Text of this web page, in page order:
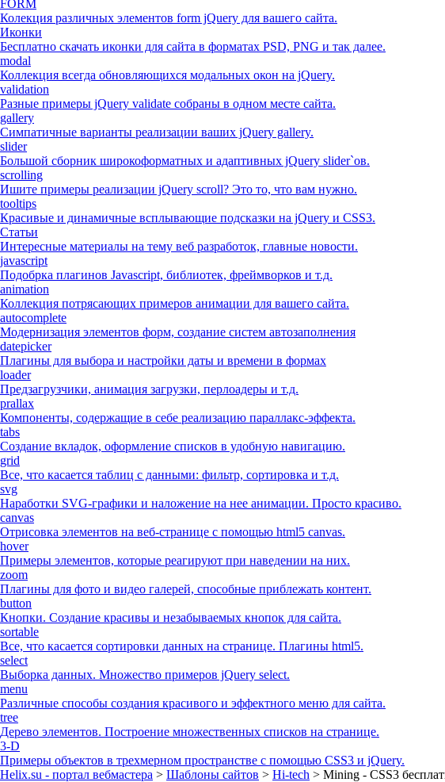
FORM
Колекция различных элементов form jQuery для вашего сайта.
Иконки
Бесплатно скачать иконки для сайта в форматах PSD, PNG и так далее.
modal
Коллекция всегда обновляющихся модальных окон на jQuery.
validation
Разные примеры jQuery validate собраны в одном месте сайта.
gallery
Симпатичные варианты реализации ваших jQuery gallery.
slider
Большой сборник широкоформатных и адаптивных jQuery slider`ов.
scrolling
Ишите примеры реализации jQuery scroll? Это то, что вам нужно.
tooltips
Красивые и динамичные всплывающие подсказки на jQuery и CSS3.
Статьи
Интересные материалы на тему веб разработок, главные новости.
javascript
Подобрка плагинов Javascript, библиотек, фреймворков и т.д.
animation
Коллекция потрясающих примеров анимации для вашего сайта.
autocomplete
Модернизация элементов форм, создание систем автозаполнения
datepicker
Плагины для выбора и настройки даты и времени в формах
loader
Предзагрузчики, анимация загрузки, перлоадеры и т.д.
prallax
Компоненты, содержащие в себе реализацию параллакс-эффекта.
tabs
Создание вкладок, оформление списков в удобную навигацию.
grid
Все, что касается таблиц с данными: фильтр, сортировка и т.д.
svg
Наработки SVG-графики и наложение на нее анимации. Просто красиво.
canvas
Отрисовка элементов на веб-странице с помощью html5 canvas.
hover
Примеры элементов, которые реагируют при наведении на них.
zoom
Плагины для фото и видео галерей, способные приблежать контент.
button
Кнопки. Создание красивы и незабываемых кнопок для сайта.
sortable
Все, что касается сортировки данных на странице. Плагины html5.
select
Выборка данных. Множество примеров jQuery select.
menu
Различные способы создания красивого и эффектного меню для сайта.
tree
Дерево элементов. Построение множественных списков на странице.
3-D
Примеры объектов в трехмерном пространстве с помощью CSS3 и jQuery.
Helix.su - портал вебмастера > Шаблоны сайтов > Hi-tech > Mining - CSS3